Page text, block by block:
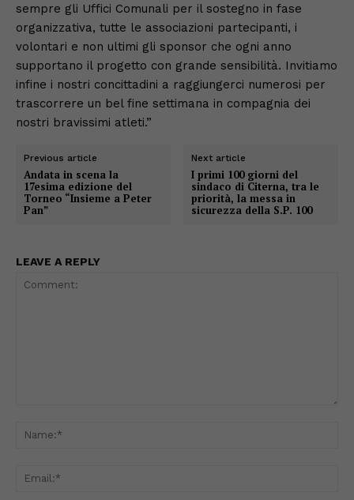
sempre gli Uffici Comunali per il sostegno in fase
organizzativa, tutte le associazioni partecipanti, i
volontari e non ultimi gli sponsor che ogni anno
supportano il progetto con grande sensibilità. Invitiamo
infine i nostri concittadini a raggiungerci numerosi per
trascorrere un bel fine settimana in compagnia dei
nostri bravissimi atleti.”
Previous article
Andata in scena la
17esima edizione del
Torneo “Insieme a Peter
Pan”
Next article
I primi 100 giorni del
sindaco di Citerna, tra le
priorità, la messa in
sicurezza della S.P. 100
LEAVE A REPLY